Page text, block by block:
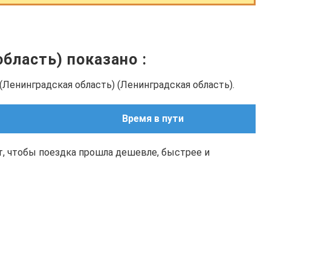
показано :
область) (Ленинградская область).
Время в пути
чтобы поездка прошла дешевле, быстрее и